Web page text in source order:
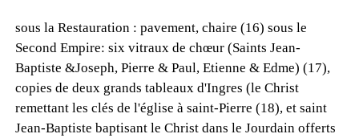
sous la Restauration : pavement, chaire (16) sous le
Second Empire: six vitraux de chœur (Saints Jean-
Baptiste &Joseph, Pierre & Paul, Etienne & Edme) (17),
copies de deux grands tableaux d'Ingres (le Christ
remettant les clés de l'église à saint-Pierre (18), et saint
Jean-Baptiste baptisant le Christ dans le Jourdain offerts